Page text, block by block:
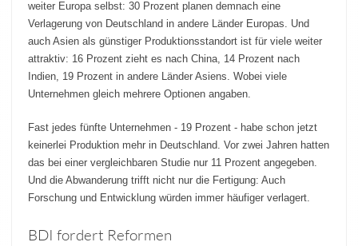
weiter Europa selbst: 30 Prozent planen demnach eine
Verlagerung von Deutschland in andere Länder Europas. Und
auch Asien als günstiger Produktionsstandort ist für viele weiter
attraktiv: 16 Prozent zieht es nach China, 14 Prozent nach
Indien, 19 Prozent in andere Länder Asiens. Wobei viele
Unternehmen gleich mehrere Optionen angaben.
Fast jedes fünfte Unternehmen - 19 Prozent - habe schon jetzt
keinerlei Produktion mehr in Deutschland. Vor zwei Jahren hatten
das bei einer vergleichbaren Studie nur 11 Prozent angegeben.
Und die Abwanderung trifft nicht nur die Fertigung: Auch
Forschung und Entwicklung würden immer häufiger verlagert.
BDI fordert Reformen